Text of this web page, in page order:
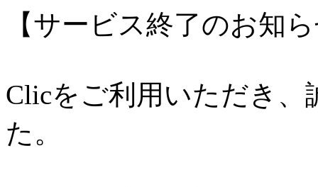
【サービス終了のお知
Clicをご利用いただき
た。